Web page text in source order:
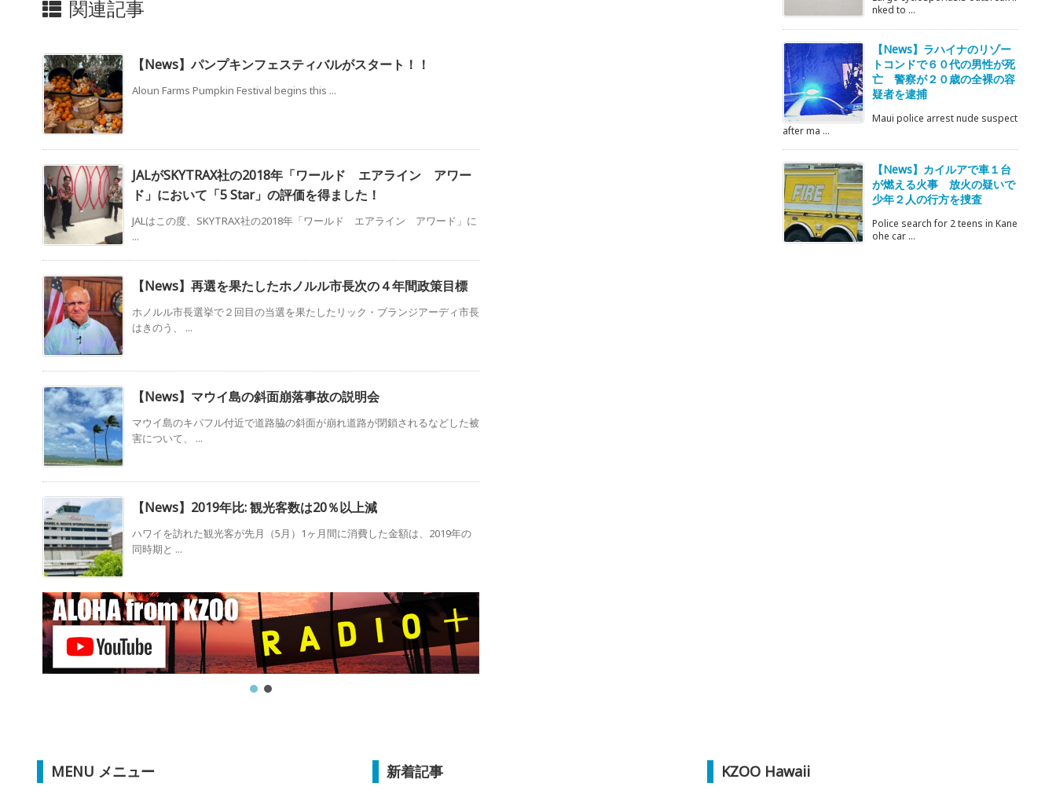
関連記事
【News】パンプキンフェスティバルがスタート！！
Aloun Farms Pumpkin Festival begins this ...
JALがSKYTRAX社の2018年「ワールド エアライン アワー
ド」において「5 Star」の評価を得ました！
JALはこの度、SKYTRAX社の2018年「ワールド エアライン アワード」に
...
【News】再選を果たしたホノルル市長次の４年間政策目標
ホノルル市長選挙で２回目の当選を果たしたリック・ブランジアーディ市長
はきのう、 ...
【News】マウイ島の斜面崩落事故の説明会
マウイ島のキパフル付近で道路脇の斜面が崩れ道路が閉鎖されるなどした被
害について、 ...
【News】2019年比: 観光客数は20％以上減
ハワイを訪れた観光客が先月（5月）1ヶ月間に消費した金額は、2019年の
同時期と ...
nked to ...
【News】ラハイナのリゾー
トコンドで６０代の男性が死
亡 警察が２０歳の全裸の容
疑者を逮捕
Maui police arrest nude suspect
after ma ...
【News】カイルアで車１台
が燃える火事 放火の疑いで
少年２人の行方を捜査
Police search for 2 teens in Kane
ohe car ...
MENU メニュー 新着記事 KZOO Hawaii